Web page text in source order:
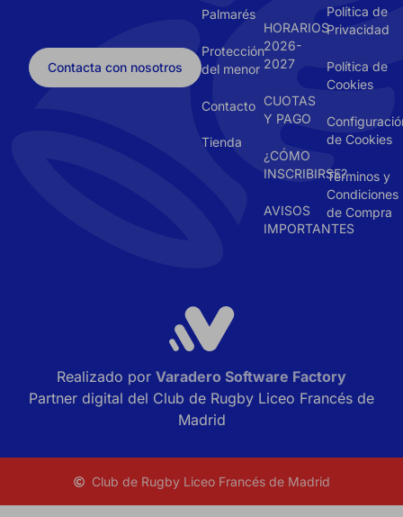
Contacta con nosotros
Palmarés
Protección
del menor
Contacto
Tienda
HORARIOS
2026-
2027
CUOTAS
Y PAGO
¿CÓMO
INSCRIBIRSE?
AVISOS
IMPORTANTES
Política de
Privacidad
Política de
Cookies
de Cookies
Términos y
Condiciones
de Compra
Realizado por Varadero Software Factory
Partner digital del Club de Rugby Liceo Francés de
Madrid
Club de Rugby Liceo Francés de Madrid